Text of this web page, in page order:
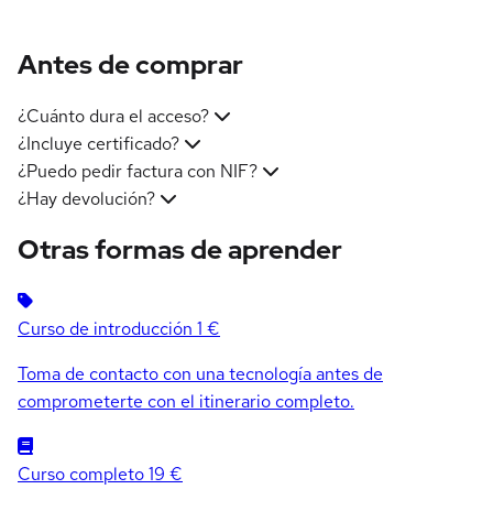
Antes de comprar
¿Cuánto dura el acceso?
¿Incluye certificado?
¿Puedo pedir factura con NIF?
¿Hay devolución?
Otras formas de aprender
Curso de introducción 1 €
Toma de contacto con una tecnología antes de
comprometerte con el itinerario completo.
Curso completo19 €